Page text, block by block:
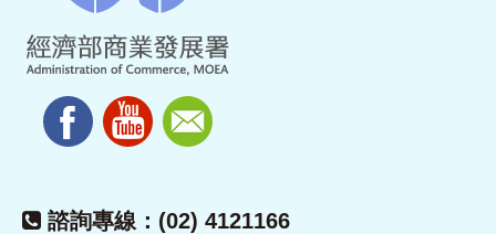
諮詢專線：(02) 4121166